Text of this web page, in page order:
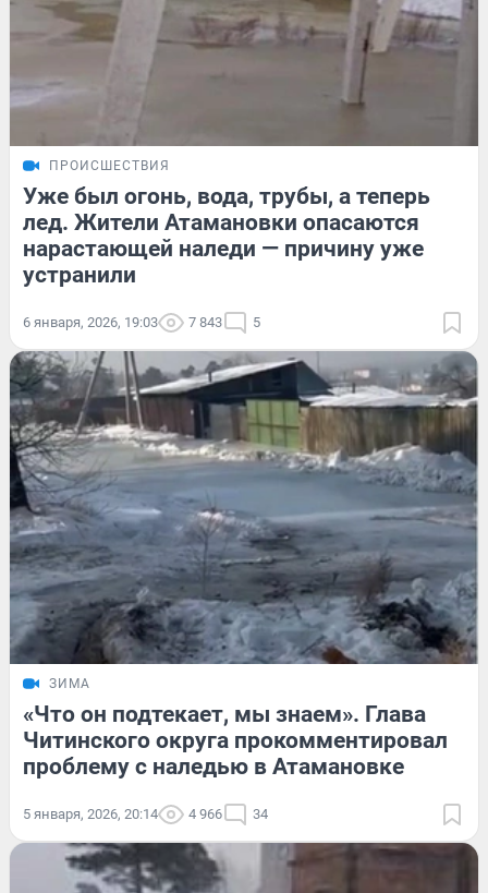
ПРОИСШЕСТВИЯ
Уже был огонь, вода, трубы, а теперь
лед. Жители Атамановки опасаются
нарастающей наледи — причину уже
устранили
6 января, 2026, 19:03 7 843 5
ЗИМА
«Что он подтекает, мы знаем». Глава
Читинского округа прокомментировал
проблему с наледью в Атамановке
5 января, 2026, 20:14 4 966 34